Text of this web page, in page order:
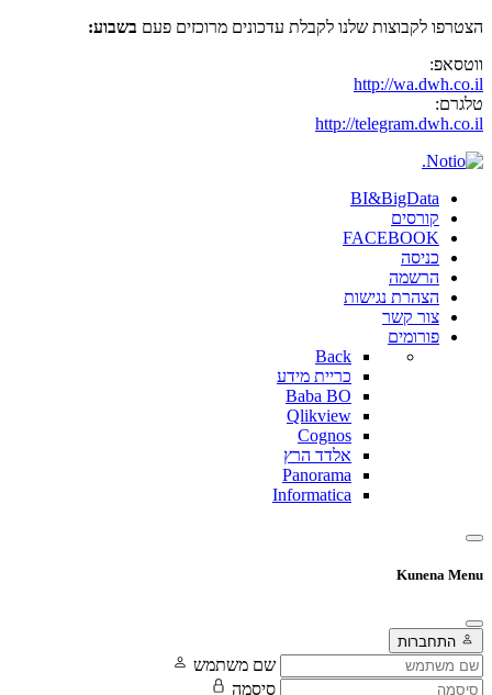
הצטרפו לקבוצות שלנו לקבלת עדכונים מרוכזים פעם בשבוע:
ווטסאפ:
http://wa.dwh.co.il
טלגרם:
http://telegram.dwh.co.il
BI&BigData
קורסים
FACEBOOK
כניסה
הרשמה
הצהרת נגישות
צור קשר
פורומים
Back
כריית מידע
Baba BO
Qlikview
Cognos
אלדד הרץ
Panorama
Informatica
Kunena Menu
התחברות
שם משתמש
סיסמה